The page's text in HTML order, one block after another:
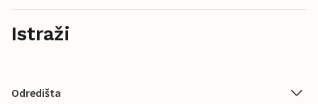
Istraži
Odredišta